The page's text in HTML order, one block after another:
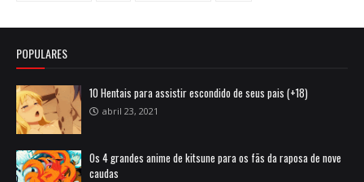
POPULARES
10 Hentais para assistir escondido de seus pais (+18)
abril 23, 2021
Os 4 grandes anime de kitsune para os fãs da raposa de nove
caudas